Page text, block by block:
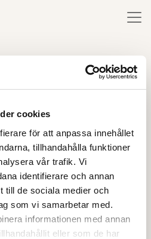
cookies
för att anpassa innehållet
tillhandahålla funktioner
vår trafik. Vi
identifierare och annan
till de sociala medier och
som vi samarbetar med.
informationen med annan
eller som de har